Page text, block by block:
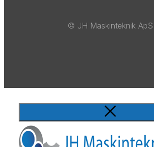
© JH Maskinteknik ApS